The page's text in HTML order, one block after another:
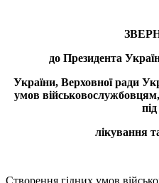
до Президента
України, Верховної ради
умов
лікування